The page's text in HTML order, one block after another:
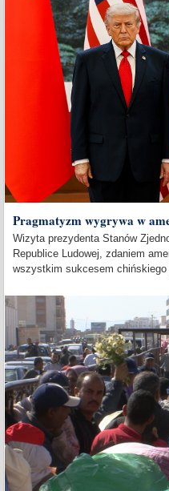
Pragmatyzm wygrywa w
Wizyta prezydenta Stanów
Republice Ludowej, zdaniem
wszystkim sukcesem chińskiego